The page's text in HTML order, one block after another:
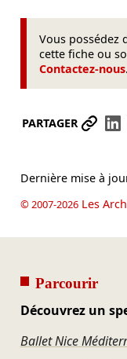
Vous possédez
cette fiche ou
Contactez-nous.
PARTAGER
Dernière mise à
© 2007-2026Les
Parcourir
Découvrez un
Ballet Nice